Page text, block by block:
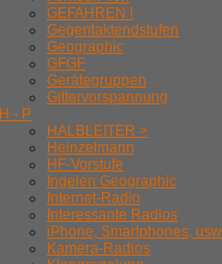
GEFAHREN !
Gegentaktendstufen
Geographic
GFGF
Gerätegruppen
Gittervorspannung
H - P
HALBLEITER >
Heinzelmann
HF-Vorstufe
Ingelen Geographic
Internet-Radio
Interessante Radios
iPhone, Smartphones,
Kamera-Radios